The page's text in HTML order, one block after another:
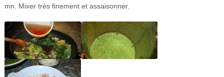
mn. Mixer très finement et assaisonner.